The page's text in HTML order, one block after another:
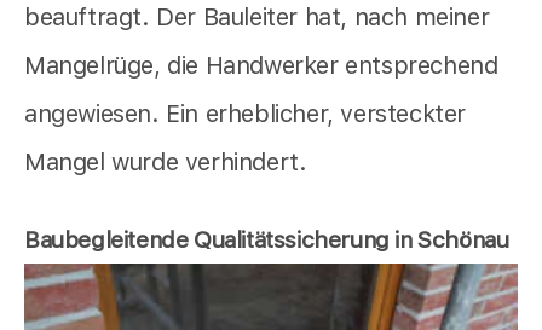
beauftragt. Der Bauleiter hat, nach meiner
Mangelrüge, die Handwerker entsprechend
angewiesen. Ein erheblicher, versteckter
Mangel wurde verhindert.
Baubegleitende Qualitätssicherung in Schönau